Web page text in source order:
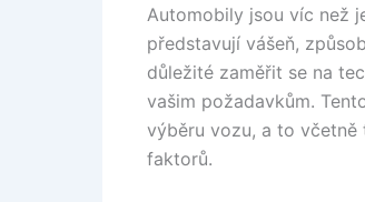
Automobily jsou víc než
představují vášeň,
důležité zaměřit se na
vašim požadavkům.
výběru vozu, a to
faktorů.